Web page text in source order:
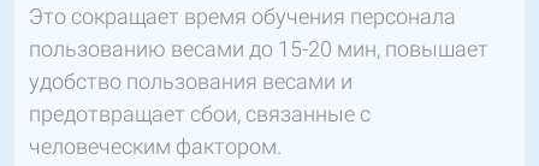
Это сокращает время обучения персонала
пользованию весами до 15-20 мин, повышает
удобство пользования весами и
предотвращает сбои, связанные с
человеческим фактором.